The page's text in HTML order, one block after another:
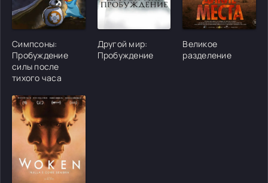
[/xfgiven_cvh_poster_urlcvh_poster_url]
Симпсоны:
Пробуждение
силы после
тихого часа
[/xfgiven_cvh_poster_urlcvh_poster_url]
Другой мир:
Пробуждение
[/
Великое
разделение